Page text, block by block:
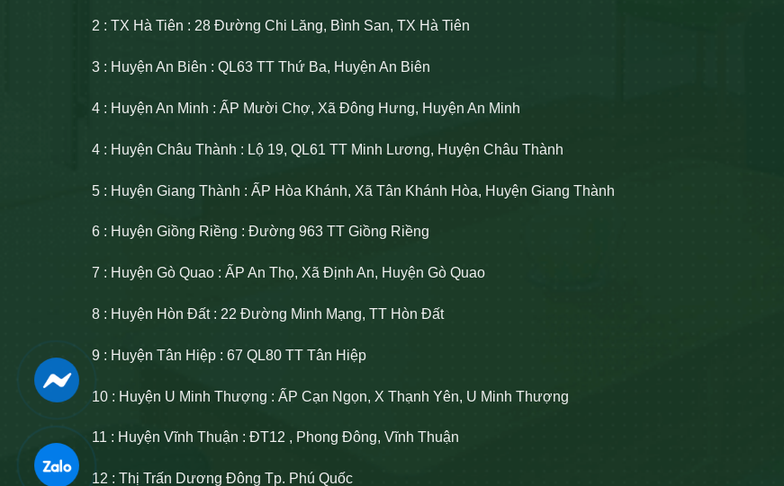
2 : TX Hà Tiên : 28 Đường Chi Lăng, Bình San, TX Hà Tiên
3 : Huyện An Biên : QL63 TT Thứ Ba, Huyện An Biên
4 : Huyện An Minh : ẤP Mười Chợ, Xã Đông Hưng, Huyện An Minh
4 : Huyện Châu Thành : Lộ 19, QL61 TT Minh Lương, Huyện Châu Thành
5 : Huyện Giang Thành : ẤP Hòa Khánh, Xã Tân Khánh Hòa, Huyện Giang Thành
6 : Huyện Giồng Riềng : Đường 963 TT Giồng Riềng
7 : Huyện Gò Quao : ẤP An Thọ, Xã Định An, Huyện Gò Quao
8 : Huyện Hòn Đất : 22 Đường Minh Mạng, TT Hòn Đất
9 : Huyện Tân Hiệp : 67 QL80 TT Tân Hiệp
10 : Huyện U Minh Thượng : ẤP Cạn Ngọn, X Thạnh Yên, U Minh Thượng
11 : Huyện Vĩnh Thuận : ĐT12 , Phong Đông, Vĩnh Thuận
12 : Thị Trấn Dương Đông Tp. Phú Quốc